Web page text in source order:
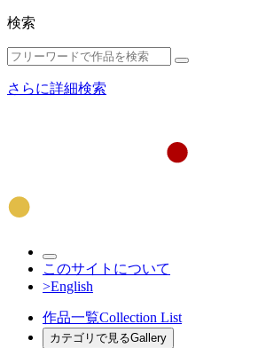
検索
さらに詳細検索
このサイトについて
>English
作品一覧Collection List
カテゴリで見るGallery